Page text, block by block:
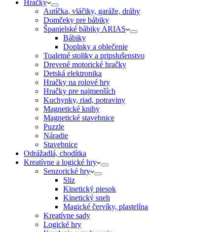
Hračky
Autíčka, vláčiky, garáže, dráhy
Domčeky pre bábiky
Španielské bábiky ARIAS
Bábiky
Doplnky a oblečenie
Toaletné stoliky a pripslušenstvo
Drevené motorické hračky
Detská elektronika
Hračky na rolové hry
Hračky pre najmenších
Kuchynky, riad, potraviny
Magnetické knihy
Magnetické stavebnice
Puzzle
Náradie
Stavebnice
Odrážadlá, chodítka
Kreatívne a logické hry
Senzorické hry
Sliz
Kinetický piesok
Kinetický sneh
Magické červíky, plastelína
Kreatívne sady
Logické hry